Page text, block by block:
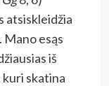
atsiskleidžia
Mano esąs
iš
skatina